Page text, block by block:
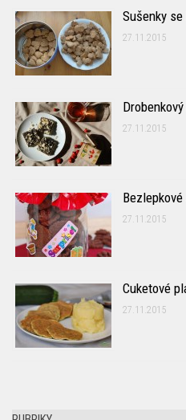
Sušenky
27.11.2015
27.11.2015
27.11.2015
Cuketové
27.11.2015